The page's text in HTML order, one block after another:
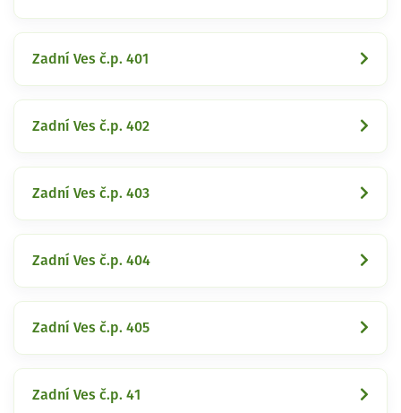
Zadní Ves č.p. 401
Zadní Ves č.p. 402
Zadní Ves č.p. 403
Zadní Ves č.p. 404
Zadní Ves č.p. 405
Zadní Ves č.p. 41